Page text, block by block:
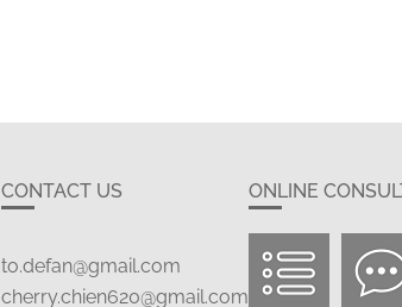
CONTACT US
to.defan@gmail.com
cherry.chien620@gmail.com
ONLINE